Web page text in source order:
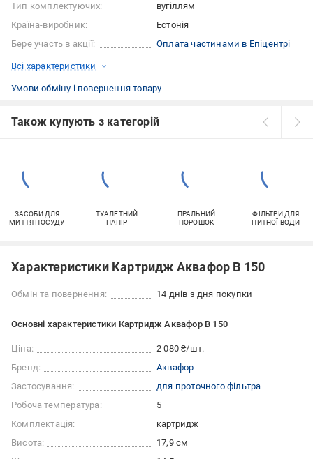
Тип комплектуючих:
вугіллям
Країна-виробник:
Естонія
Бере участь в акції:
Оплата частинами в Епіцентрі
Всі характеристики
Умови обміну і повернення товару
Також купують з категорій
ЗАСОБИ ДЛЯ
МИТТЯ ПОСУДУ
ТУАЛЕТНИЙ
ПАПІР
ПРАЛЬНИЙ
ПОРОШОК
ФІЛЬТРИ ДЛЯ
ПИТНОЇ ВОДИ
Характеристики Картридж Аквафор В 150
Обмін та повернення: 14 днів з дня покупки
Основні характеристики Картридж Аквафор В 150
Ціна:
2 080 ₴/шт.
Бренд:
Аквафор
Застосування:
для проточного фільтра
Робоча температура:
5
Комплектація:
картридж
Висота:
17,9 см